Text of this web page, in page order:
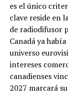
es el único
clave reside en
de radiodifusor
Canadá ya
universo
intereses
canadienses
2027 marcará